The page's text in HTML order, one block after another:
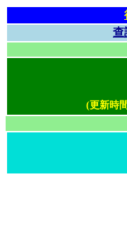
查
(更新時